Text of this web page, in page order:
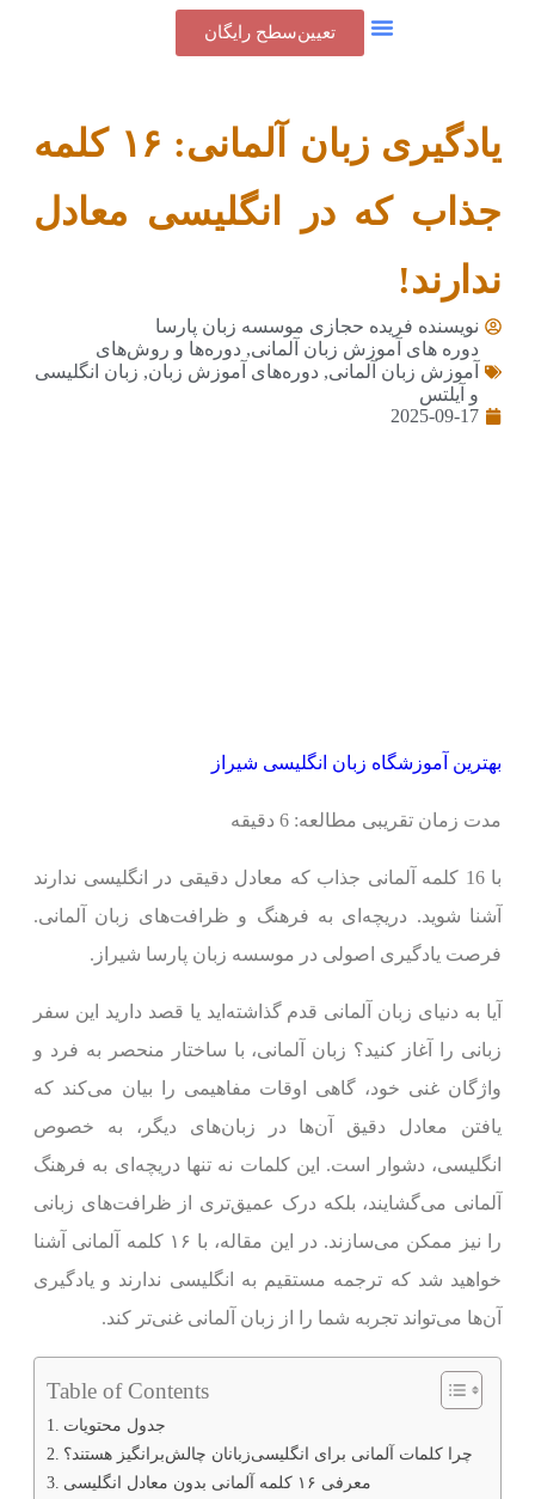
تعیین‌سطح رایگان
یادگیری زبان آلمانی: ۱۶ کلمه
جذاب که در انگلیسی معادل
ندارند!
نویسنده فریده حجازی موسسه زبان پارسا
دوره های آموزش زبان آلمانی, دوره‌ها و روش‌های
آموزش زبان آلمانی, دوره‌های آموزش زبان, زبان انگلیسی
و آیلتس
2025-09-17
بهترین آموزشگاه زبان انگلیسی شیراز
مدت زمان تقریبی مطالعه: 6 دقیقه
با 16 کلمه آلمانی جذاب که معادل دقیقی در انگلیسی ندارند
آشنا شوید. دریچه‌ای به فرهنگ و ظرافت‌های زبان آلمانی.
فرصت یادگیری اصولی در موسسه زبان پارسا شیراز.
آیا به دنیای زبان آلمانی قدم گذاشته‌اید یا قصد دارید این سفر
زبانی را آغاز کنید؟ زبان آلمانی، با ساختار منحصر به فرد و
واژگان غنی خود، گاهی اوقات مفاهیمی را بیان می‌کند که
یافتن معادل دقیق آن‌ها در زبان‌های دیگر، به خصوص
انگلیسی، دشوار است. این کلمات نه تنها دریچه‌ای به فرهنگ
آلمانی می‌گشایند، بلکه درک عمیق‌تری از ظرافت‌های زبانی
را نیز ممکن می‌سازند. در این مقاله، با ۱۶ کلمه آلمانی آشنا
خواهید شد که ترجمه مستقیم به انگلیسی ندارند و یادگیری
آن‌ها می‌تواند تجربه شما را از زبان آلمانی غنی‌تر کند.
Table of Contents
جدول محتویات
چرا کلمات آلمانی برای انگلیسی‌زبانان چالش‌برانگیز هستند؟
معرفی ۱۶ کلمه آلمانی بدون معادل انگلیسی